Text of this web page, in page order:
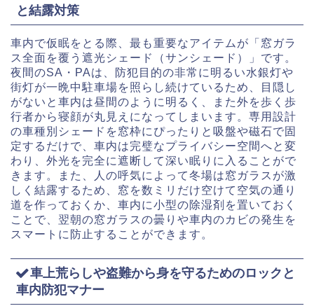
と結露対策
車内で仮眠をとる際、最も重要なアイテムが「窓ガラ
ス全面を覆う遮光シェード（サンシェード）」です。
夜間のSA・PAは、防犯目的の非常に明るい水銀灯や
街灯が一晩中駐車場を照らし続けているため、目隠し
がないと車内は昼間のように明るく、また外を歩く歩
行者から寝顔が丸見えになってしまいます。専用設計
の車種別シェードを窓枠にぴったりと吸盤や磁石で固
定するだけで、車内は完璧なプライバシー空間へと変
わり、外光を完全に遮断して深い眠りに入ることがで
きます。また、人の呼気によって冬場は窓ガラスが激
しく結露するため、窓を数ミリだけ空けて空気の通り
道を作っておくか、車内に小型の除湿剤を置いておく
ことで、翌朝の窓ガラスの曇りや車内のカビの発生を
スマートに防止することができます。
車上荒らしや盗難から身を守るためのロックと
車内防犯マナー